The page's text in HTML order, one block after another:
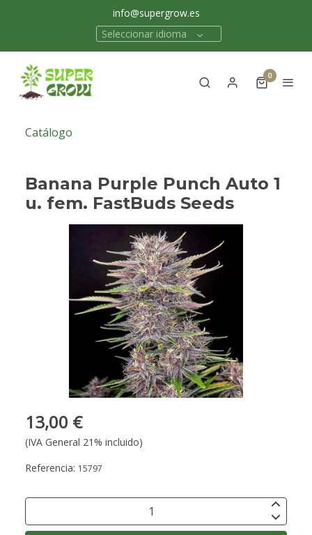
info@supergrow.es
Seleccionar idioma
0
Catálogo
Banana Purple Punch Auto 1
u. fem. FastBuds Seeds
13,00 €
(IVA General 21% incluido)
Referencia: 15797